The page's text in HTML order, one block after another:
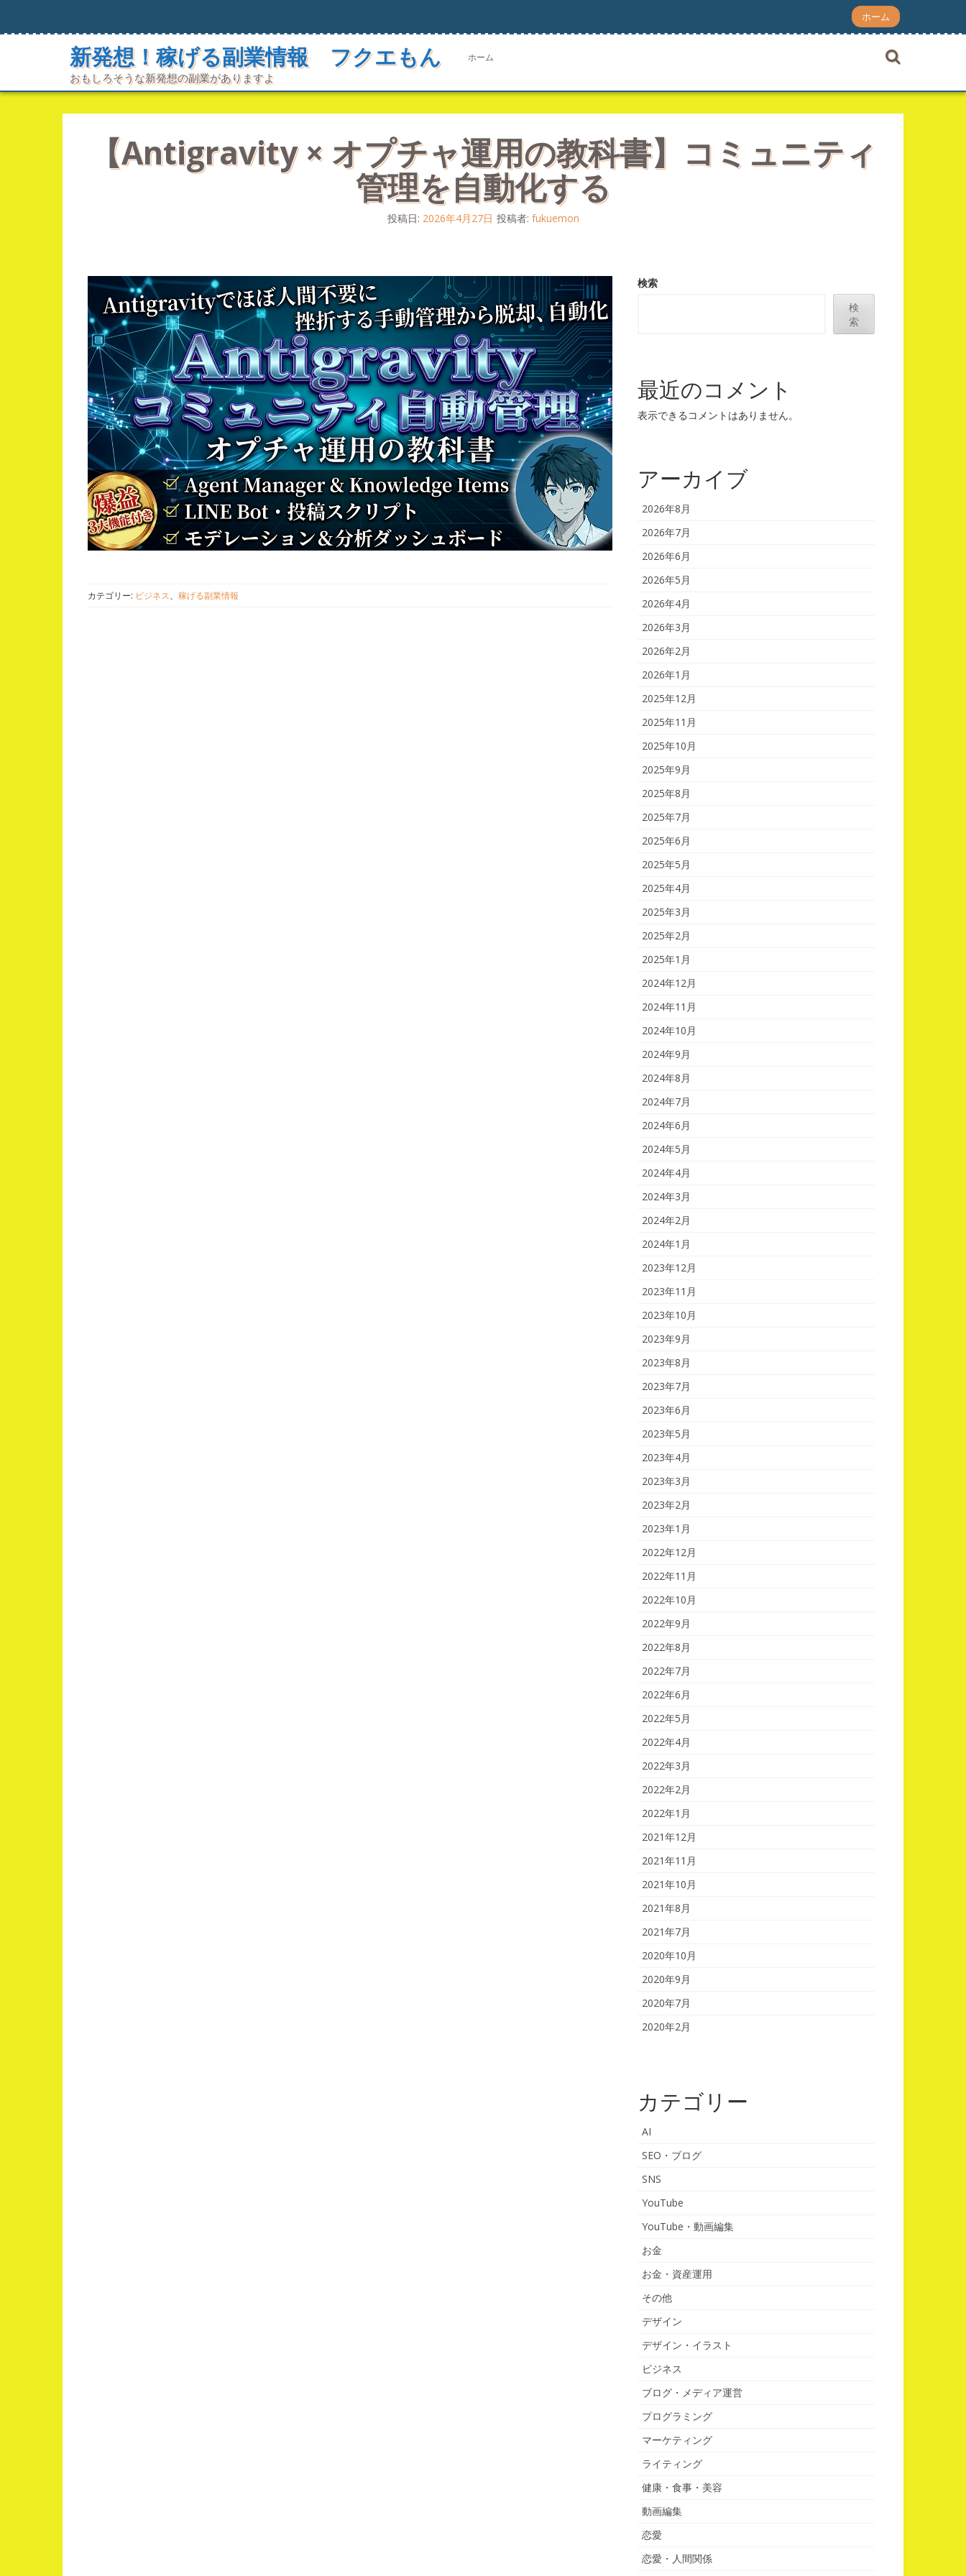
テ
ス
ホーム
新発想！稼げる副業情報 フクエもん
おもしろそうな新発想の副業がありますよ
ホーム
【Antigravity × オプチャ運用の教科書】コミュニティ
管理を自動化する
投稿日: 2026年4月27日 投稿者: fukuemon
カテゴリー: ビジネス、 稼げる副業情報
検索
検
索
最近のコメント
表示できるコメントはありません。
アーカイブ
2026年8月
2026年7月
2026年6月
2026年5月
2026年4月
2026年3月
2026年2月
2026年1月
2025年12月
2025年11月
2025年10月
2025年9月
2025年8月
2025年7月
2025年6月
2025年5月
2025年4月
2025年3月
2025年2月
2025年1月
2024年12月
2024年11月
2024年10月
2024年9月
2024年8月
2024年7月
2024年6月
2024年5月
2024年4月
2024年3月
2024年2月
2024年1月
2023年12月
2023年11月
2023年10月
2023年9月
2023年8月
2023年7月
2023年6月
2023年5月
2023年4月
2023年3月
2023年2月
2023年1月
2022年12月
2022年11月
2022年10月
2022年9月
2022年8月
2022年7月
2022年6月
2022年5月
2022年4月
2022年3月
2022年2月
2022年1月
2021年12月
2021年11月
2021年10月
2021年8月
2021年7月
2020年10月
2020年9月
2020年7月
2020年2月
カテゴリー
AI
SEO・ブログ
SNS
YouTube
YouTube・動画編集
お金
お金・資産運用
その他
デザイン
デザイン・イラスト
ビジネス
ブログ・メディア運営
プログラミング
マーケティング
ライティング
健康・食事・美容
動画編集
恋愛
恋愛・人間関係